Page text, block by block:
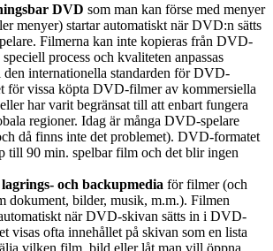
DVD som man kan förse med menyer
menyer) startar automatiskt när DVD:n sätts
Filmerna kan inte kopieras från DVD-
process och kvaliteten anpassas
internationella standarden för DVD-
för vissa köpta DVD-filmer av kommersiella
har varit begränsat till att enbart fungera
regioner. Idag är många DVD-spelare
då finns inte det problemet). DVD-formatet
till 90 min. spelbar film och det blir ingen
och backupmedia för filmer (och
dokument, bilder, musik, m.m.). Filmen
när DVD-skivan sätts in i DVD-
visas ofta innehållet på skivan som en lista
vilken film, bild eller låt man vill öppna.